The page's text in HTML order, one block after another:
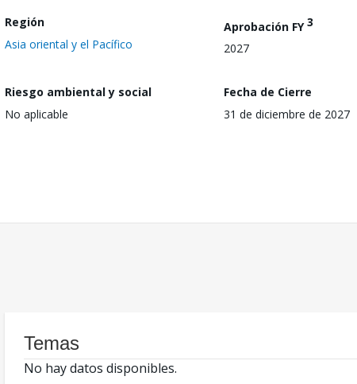
Región
Asia oriental y el Pacífico
Aprobación FY3
2027
Riesgo ambiental y social
No aplicable
Fecha de Cierre
31 de diciembre de 2027
Temas
No hay datos disponibles.